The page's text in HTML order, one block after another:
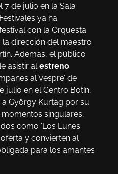
7 de julio en la Sala
ya ha
con la Orquesta
la dirección del maestro
Además, el público
asistir alestreno
al Vespre’ de
julio en el Centro Botín,
György Kurtág por su
singulares,
como ‘Los Lunes
oferta y convierten al
para los amantes